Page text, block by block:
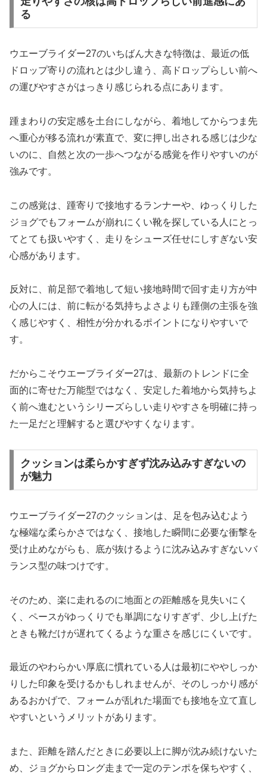
る
ウエーブライダー27のいちばん大きな特徴は、最近の低
ドロップ寄りの流れとは少し違う、高ドロップらしい前へ
の運びやすさがはっきり感じられる点にあります。
踵まわりの安定感を土台にしながら、着地してからつま先
へ重心が移る流れが素直で、変に押し出される感じは少な
いのに、自然と次の一歩へつながる感覚を作りやすいのが
強みです。
この感覚は、踵寄りで接地するランナーや、ゆっくりした
ジョグでもフォームが崩れにくい靴を探している人にとっ
てとても扱いやすく、走りをシューズ任せにしすぎない安
心感があります。
反対に、前足部で着地して短い接地時間で回す走り方が中
心の人には、前に転がる気持ちよさよりも踵側の主張を強
く感じやすく、相性が分かれるポイントになりやすいで
す。
だからこそウエーブライダー27は、最新のトレンドに全
面的に寄せた万能型ではなく、安定した着地から気持ちよ
く前へ進むというシリーズらしい走りやすさを明確に持っ
た一足だと理解すると選びやすくなります。
クッションは柔らかすぎず沈み込みすぎないの
が魅力
ウエーブライダー27のクッションは、足を包み込むよう
な極端な柔らかさではなく、接地した瞬間に必要な衝撃を
受け止めながらも、底が抜けるように沈み込みすぎないバ
ランス型の味つけです。
そのため、楽に走れるのに地面との距離感を見失いにく
く、ペースがゆっくりでも単調になりすぎず、少し上げた
ときも靴だけが遅れてくるような重さを感じにくいです。
最近のやわらかい厚底に慣れている人は最初にややしっか
りした印象を受けるかもしれませんが、そのしっかり感が
あるおかげで、フォームが乱れた場面でも接地を立て直し
やすいというメリットがあります。
また、距離を踏んだときに必要以上に脚が沈み続けないた
め、ジョグからロング走まで一定のテンポを保ちやすく、